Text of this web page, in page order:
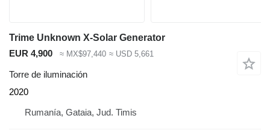
Trime Unknown X-Solar Generator
EUR 4,900
≈ MX$97,440 ≈ USD 5,661
Torre de iluminación
2020
Rumanía, Gataia, Jud. Timis